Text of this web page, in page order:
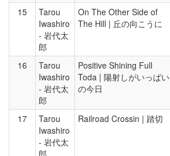
15
Tarou
Iwashiro
- 岩代太
郎
On The Other Side of
The Hill | 丘の向こうに
16
Tarou
Iwashiro
- 岩代太
郎
Positive Shining Full
Toda | 陽射しがいっぱい
の今日
17
Tarou
Iwashiro
- 岩代太
郎
Railroad Crossin | 踏切